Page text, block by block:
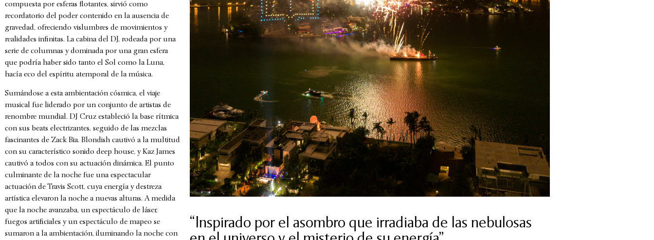
compuesta por esferas flotantes, sirvió como
recordatorio del poder contenido en la ausencia de
gravedad, ofreciendo vislumbres de movimientos y
realidades infinitas. La cabina del DJ, rodeada por una
serie de columnas y dominada por una gran esfera
que podría haber sido tanto el Sol como la Luna,
hacía eco del espíritu atemporal de la música.
Sumándose a esta ambientación cósmica, el viaje
musical fue liderado por un conjunto de artistas de
renombre mundial. DJ Cruz estableció la base rítmica
con sus beats electrizantes, seguido de las mezclas
fascinantes de Zack Bia. Blondish cautivó a la multitud
con su característico sonido deep house, y Kaz James
cautivó a todos con su actuación dinámica. El punto
culminante de la noche fue una espectacular
actuación de Travis Scott, cuya energía y destreza
artística elevaron la noche a nuevas alturas. A medida
que la noche avanzaba, un espectáculo de láser,
fuegos artificiales y un espectáculo de mapeo se
sumaron a la ambientación, iluminando la noche con
“Inspirado por el asombro que irradiaba de las nebulosas